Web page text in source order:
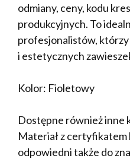
odmiany, ceny, kodu
produkcyjnych. To
profesjonalistów,
i estetycznych
Kolor: Fioletowy
Dostępne również inne
Materiał z certyfikatem
odpowiedni także do